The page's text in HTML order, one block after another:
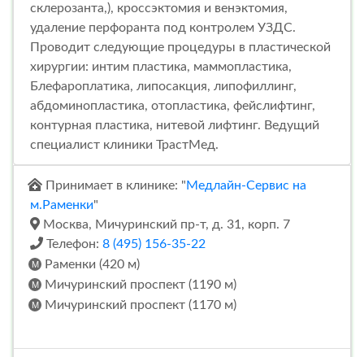
склерозанта,), кроссэктомия и венэктомия,
удаление перфоранта под контролем УЗДС.
Проводит следующие процедуры в пластической
хирургии: интим пластика, маммопластика,
Блефароплатика, липосакция, липофиллинг,
абдоминопластика, отопластика, фейслифтинг,
контурная пластика, нитевой лифтинг. Ведущий
специалист клиники ТрастМед.
Принимает в клинике: "Медлайн-Сервис на
м.Раменки"
Москва, Мичуринский пр-т, д. 31, корп. 7
Телефон: 8 (495) 156-35-22
Раменки (420 м)
Мичуринский проспект (1190 м)
Мичуринский проспект (1170 м)